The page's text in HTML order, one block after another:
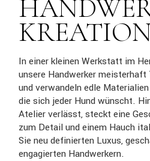
In einer kleinen Werkstatt im
unsere Handwerker
und verwandeln edle
die sich jeder Hund wünscht.
Atelier verlässt, steckt eine
zum Detail und einem Hauch
Sie neu definierten Luxus,
engagierten Handwerkern.